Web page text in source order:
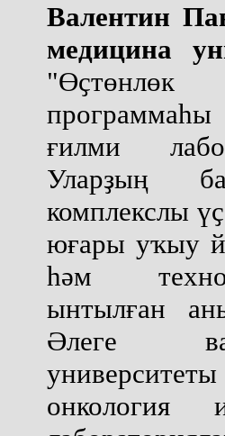
Валентин
медицина
ғилми
Уларҙың
комплекслы
юғары уҡыу
һәм
ынтылған
Әлеге
онкология